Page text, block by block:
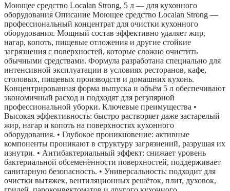
Моющее средство Localan Strong, 5 л — для кухонного
оборудования Описание Моющее средство Localan Strong —
профессиональный концентрат для очистки кухонного
оборудования. Мощный состав эффективно удаляет жир,
нагар, копоть, пищевые отложения и другие стойкие
загрязнения с поверхностей, которые сложно очистить
обычными средствами. Формула разработана специально для
интенсивной эксплуатации в условиях ресторанов, кафе,
столовых, пищевых производств и домашних кухонь.
Концентрированная форма выпуска и объём 5 л обеспечивают
экономичный расход и подходят для регулярной
профессиональной уборки. Ключевые преимущества •
Высокая эффективность: быстро растворяет даже застарелый
жир, нагар и копоть на поверхностях кухонного
оборудования. • Глубокое проникновение: активные
компоненты проникают в структуру загрязнений, разрушая их
изнутри. • Антибактериальный эффект: снижает уровень
бактериальной обсеменённости поверхностей, поддерживает
санитарную безопасность. • Универсальность: подходит для
очистки вытяжек, вентиляционных решёток, плит, духовок,